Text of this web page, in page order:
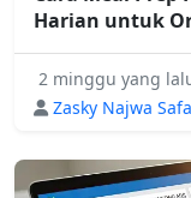
Harian untuk
2 minggu yang
Zasky Najwa Safa